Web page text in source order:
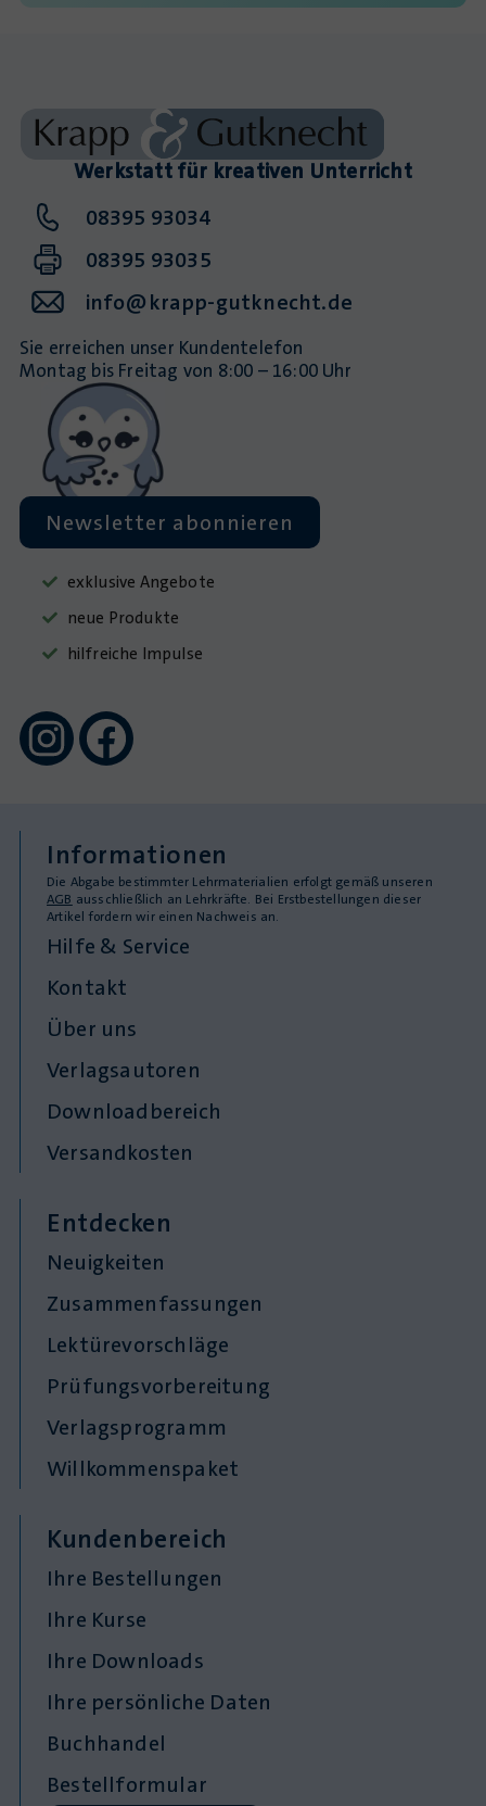
Werkstatt für kreativen Unterricht
08395 93034
08395 93035
info@krapp-gutknecht.de
Sie erreichen unser Kundentelefon
Montag bis Freitag von 8:00 – 16:00 Uhr
Newsletter abonnieren
exklusive Angebote
neue Produkte
hilfreiche Impulse
Informationen
Die Abgabe bestimmter Lehrmaterialien erfolgt gemäß unseren
AGB ausschließlich an Lehrkräfte. Bei Erstbestellungen dieser
Artikel fordern wir einen Nachweis an.
Hilfe & Service
Kontakt
Über uns
Verlagsautoren
Downloadbereich
Versandkosten
Entdecken
Neuigkeiten
Zusammenfassungen
Lektürevorschläge
Prüfungsvorbereitung
Verlagsprogramm
Willkommenspaket
Kundenbereich
Ihre Bestellungen
Ihre Kurse
Ihre Downloads
Ihre persönliche Daten
Buchhandel
Bestellformular